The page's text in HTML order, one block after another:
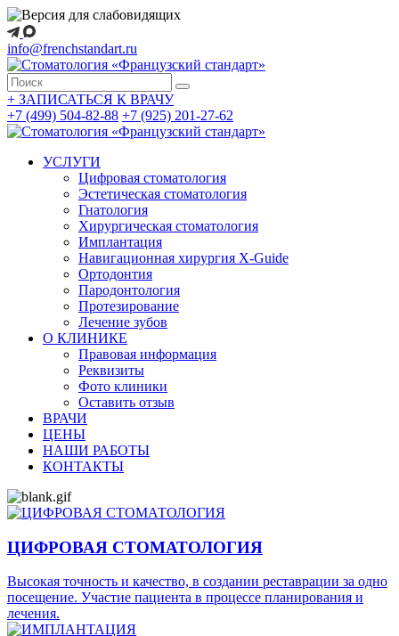
info@frenchstandart.ru
+ ЗАПИСАТЬСЯ К ВРАЧУ
+7 (499) 504-82-88 +7 (925) 201-27-62
УСЛУГИ
Цифровая стоматология
Эстетическая стоматология
Гнатология
Хирургическая стоматология
Имплантация
Навигационная хирургия X-Guide
Ортодонтия
Пародонтология
Протезирование
Лечение зубов
О КЛИНИКЕ
Правовая информация
Реквизиты
Фото клиники
Оставить отзыв
ВРАЧИ
ЦЕНЫ
НАШИ РАБОТЫ
КОНТАКТЫ
ЦИФРОВАЯ СТОМАТОЛОГИЯ
Высокая точность и качество, в создании реставрации за одно
посещение. Участие пациента в процессе планирования и
лечения.